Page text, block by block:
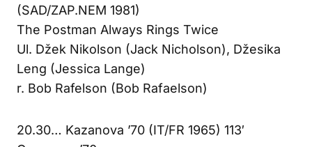
(SAD/ZAP.NEM 1981)
The Postman Always Rings Twice
Ul. Džek Nikolson (Jack Nicholson), Džesika
Leng (Jessica Lange)
r. Bob Rafelson (Bob Rafaelson)
20.30… Kazanova ’70 (IT/FR 1965) 113′